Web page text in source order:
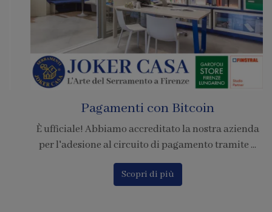
Pagamenti con Bitcoin
È ufficiale! Abbiamo accreditato la nostra azienda
per l'adesione al circuito di pagamento tramite ...
Scopri di più